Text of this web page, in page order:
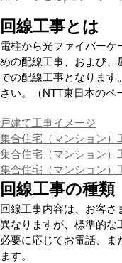
回線工事とは
電柱から光ファイバー
めの配線工事、および、
での配線工事となりま
さい。（NTT東日本のペ
戸建て工事イメージ
集合住宅（マンション）
集合住宅（マンション）
集合住宅（マンション）
回線工事の種類
回線工事内容は、お客さ
異なりますが、標準的な
必要に応じてお電話、
ます。